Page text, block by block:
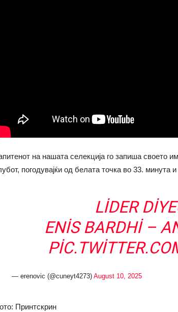
на нашата селекција го запиша своето
погодувајќи од белата точка во 33. минута
LIDER
ENIS BARDHI –
— erenovic (@cuneyt4273) August 10, 2025
Принтскрин